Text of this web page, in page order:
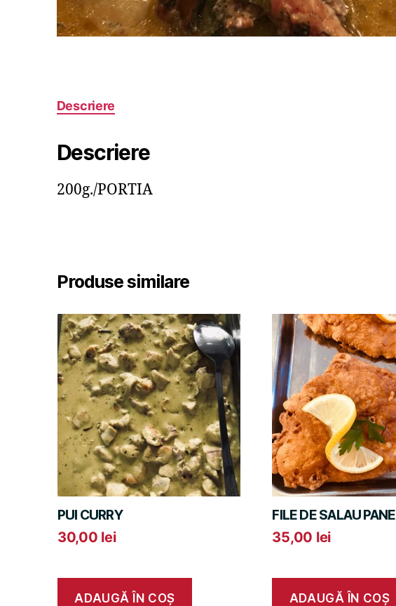
Descriere
Descriere
200g./PORTIA
Produse similare
PUI CURRY
30,00 lei
ADAUGĂ ÎN COȘ
FILE DE SALAU PANE
35,00 lei
ADAUGĂ ÎN COȘ